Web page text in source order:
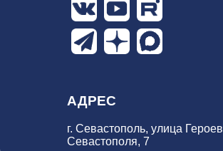
АДРЕС
г. Севастополь, улица Героев
Севастополя, 7